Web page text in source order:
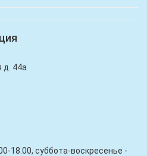
д. 44а
18.00, суббота-воскресенье -